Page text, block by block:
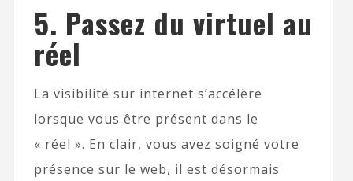
5. Passez du virtuel au
réel
La visibilité sur internet s’accélère
lorsque vous être présent dans le
« réel ». En clair, vous avez soigné votre
présence sur le web, il est désormais